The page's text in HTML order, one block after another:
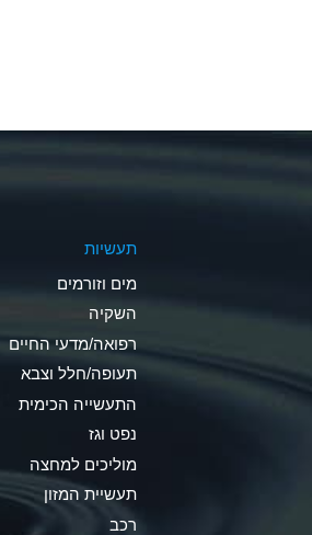
B
D
A
D
תעשיות
מים וזורמים
השקיה
רפואה/מדעי החיים
תעופה/חלל וצבא
התעשייה הכימית
נפט וגז
מוליכים למחצה
תעשיית המזון
רכב